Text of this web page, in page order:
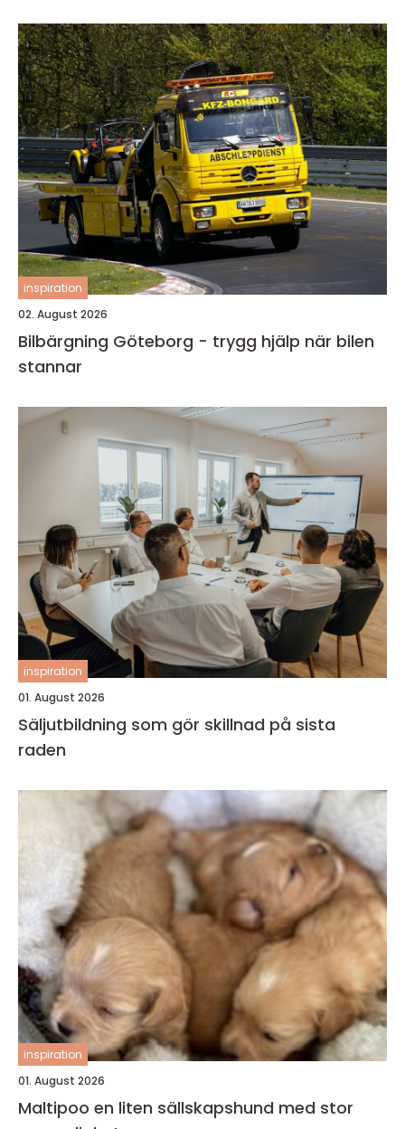
inspiration
02. August 2026
Bilbärgning Göteborg - trygg hjälp när bilen
stannar
inspiration
01. August 2026
Säljutbildning som gör skillnad på sista
raden
inspiration
01. August 2026
Maltipoo en liten sällskapshund med stor